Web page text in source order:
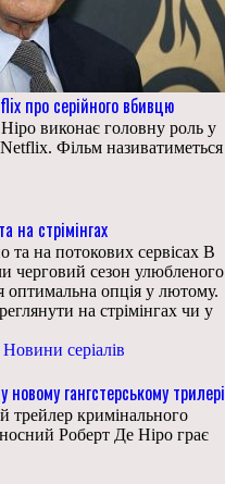
про серійного вбивцю
виконає головну роль у
Фільм називатиметься
на стрімінгах
та на потокових сервісах В
черговий сезон улюбленого
оптимальна опція у лютому.
на стрімінгах чи у
Новини серіалів
новому гангстерському трилері
трейлер кримінального
Роберт Де Ніро грає